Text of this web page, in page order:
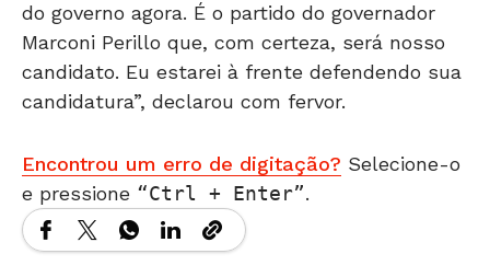
do governo agora. É o partido do governador
Marconi Perillo que, com certeza, será nosso
candidato. Eu estarei à frente defendendo sua
candidatura”, declarou com fervor.
Encontrou um erro de digitação? Selecione-o
e pressione
Ctrl + Enter .